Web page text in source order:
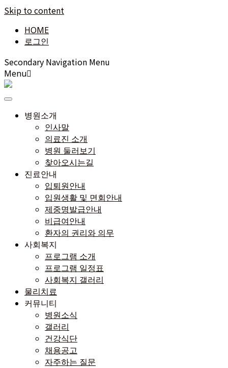
Skip to content
HOME
로그인
Secondary Navigation Menu
Menu
병원소개
인사말
의료진 소개
병원 둘러보기
찾아오시는길
진료안내
입퇴원안내
입원생활 및 면회안내
제중명발급안내
비급여안내
환자의 권리와 의무
사회복지
프로그램 소개
프로그램 일정표
사회복지 갤러리
물리치료
커뮤니티
병원소식
갤러리
건강식단
채용공고
자주하는 질문